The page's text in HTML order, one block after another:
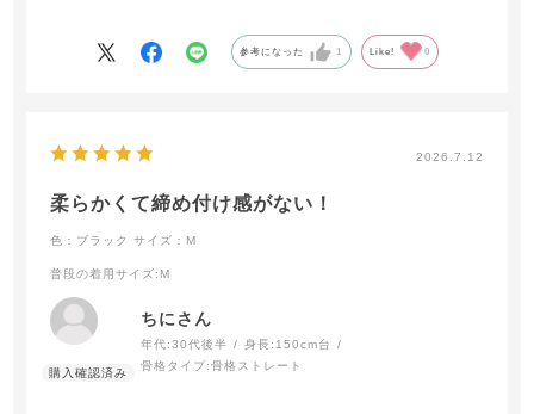
いる日にはこちらのガードルを着用しています。
参考になった 1 Like! 0
2026.7.12
柔らかくて締め付け感がない！
色：ブラック サイズ：M
普段の着用サイズ :M
ちにさん
年代:30代後半 身長: 150cm台
骨格タイプ:骨格ストレート